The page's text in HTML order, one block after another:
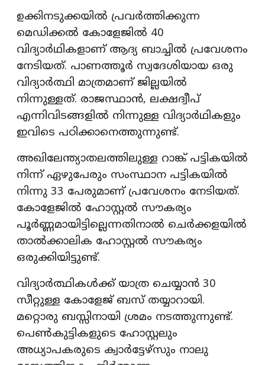
ഉക്കിനടുക്കയില്‍ പ്രവര്‍ത്തിക്കുന്ന
മെഡിക്കല്‍ കോളേജില്‍ 40
വിദ്യാര്‍ഥികളാണ് ആദ്യ ബാച്ചില്‍ പ്രവേശനം
നേടിയത്. പാണത്തൂര്‍ സ്വദേശിയായ ഒരു
വിദ്യാര്‍ത്ഥി മാത്രമാണ് ജില്ലയില്‍
നിന്നുള്ളത്. രാജസ്ഥാന്‍, ലക്ഷദ്വീപ്
എന്നിവിടങ്ങളില്‍ നിന്നുള്ള വിദ്യാര്‍ഥികളും
ഇവിടെ പഠിക്കാനെത്തുന്നുണ്ട്.
അഖിലേന്ത്യാതലത്തിലുള്ള റാങ്ക് പട്ടികയില്‍
നിന്ന് ഏഴുപേരും സംസ്ഥാന പട്ടികയില്‍
നിന്നു 33 പേരുമാണ് പ്രവേശനം നേടിയത്.
കോളേജില്‍ ഹോസ്റ്റല്‍ സൗകര്യം
പൂര്‍ണ്ണമായിട്ടില്ലെന്നതിനാല്‍ ചെര്‍ക്കളയില്‍
താല്‍ക്കാലിക ഹോസ്റ്റല്‍ സൗകര്യം
ഒരുക്കിയിട്ടുണ്ട്.
വിദ്യാര്‍ത്ഥികള്‍ക്ക് യാത്ര ചെയ്യാന്‍ 30
സീറ്റുള്ള കോളേജ് ബസ് തയ്യാറായി.
മറ്റൊരു ബസ്സിനായി ശ്രമം നടത്തുന്നുണ്ട്.
പെണ്‍കുട്ടികളുടെ ഹോസ്റ്റലും
അധ്യാപകരുടെ ക്വാര്‍ട്ടേഴ്സും നാലു